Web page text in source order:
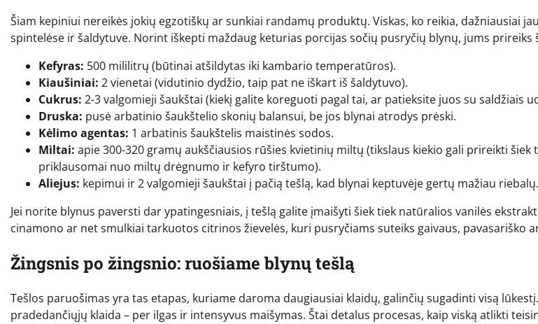
Šiam kepiniui nereikės jokių egzotiškų ar sunkiai randamų produktų. Viskas, ko reikia, dažniausiai
spintelėse ir šaldytuve. Norint iškepti maždaug keturias porcijas sočių pusryčių blynų, jums prireiks
Kefyras: 500 mililitrų (būtinai atšildytas iki kambario temperatūros).
Kiaušiniai: 2 vienetai (vidutinio dydžio, taip pat ne iškart iš šaldytuvo).
Cukrus: 2-3 valgomieji šaukštai (kiekį galite koreguoti pagal tai, ar patieksite juos su saldžiais
Druska: pusė arbatinio šaukštelio skonių balansui, be jos blynai atrodys prėski.
Kėlimo agentas: 1 arbatinis šaukštelis maistinės sodos.
Miltai: apie 300-320 gramų aukščiausios rūšies kvietinių miltų (tikslaus kiekio gali prireikti šiek
priklausomai nuo miltų drėgnumo ir kefyro tirštumo).
Aliejus: kepimui ir 2 valgomieji šaukštai į pačią tešlą, kad blynai keptuvėje gertų mažiau riebalų.
Jei norite blynus paversti dar ypatingesniais, į tešlą galite įmaišyti šiek tiek natūralios vanilės
cinamono ar net smulkiai tarkuotos citrinos žievelės, kuri pusryčiams suteiks gaivaus, pavasariško
Žingsnis po žingsnio: ruošiame blynų tešlą
Tešlos paruošimas yra tas etapas, kuriame daroma daugiausiai klaidų, galinčių sugadinti visą
pradedančiųjų klaida – per ilgas ir intensyvus maišymas. Štai detalus procesas, kaip viską atlikti